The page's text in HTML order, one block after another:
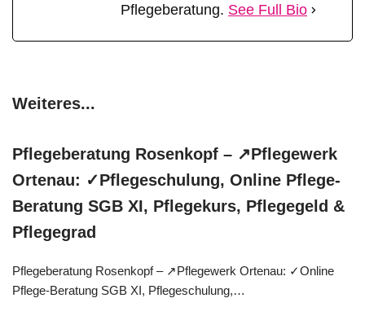
Pflegeberatung. See Full Bio
Weiteres...
Pflegeberatung Rosenkopf – ↗️Pflegewerk
Ortenau: ✓Pflegeschulung, Online Pflege-
Beratung SGB XI, Pflegekurs, Pflegegeld &
Pflegegrad
Pflegeberatung Rosenkopf – ↗️Pflegewerk Ortenau: ✓Online
Pflege-Beratung SGB XI, Pflegeschulung,…